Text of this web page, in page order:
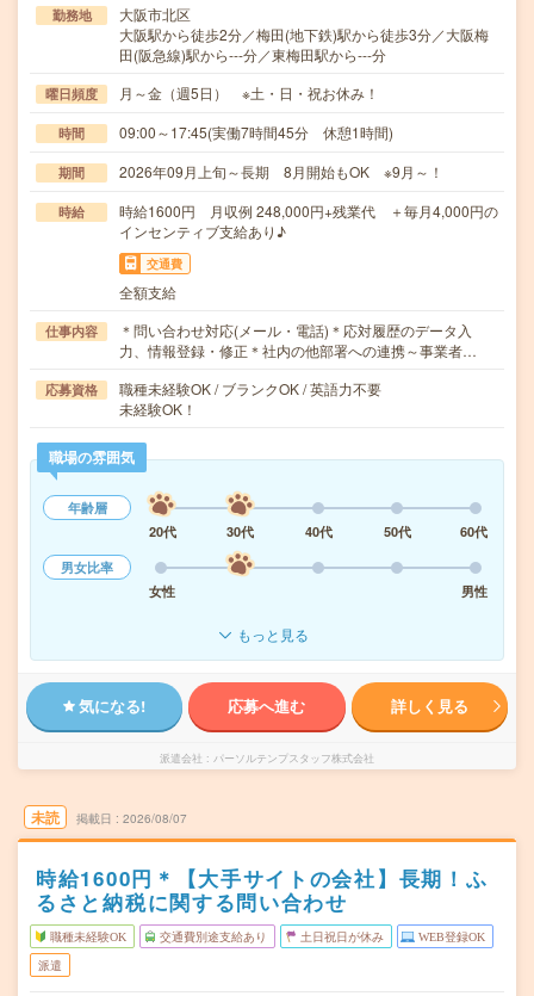
勤務地
大阪市北区
大阪駅から徒歩2分／梅田(地下鉄)駅から徒歩3分／大阪梅
田(阪急線)駅から---分／東梅田駅から---分
曜日頻度 月～金（週5日） ※土・日・祝お休み！
時間 09:00～17:45(実働7時間45分 休憩1時間)
期間 2026年09月上旬～長期 8月開始もOK ※9月～！
時給
時給1600円 月収例 248,000円+残業代 ＋毎月4,000円の
インセンティブ支給あり♪
交通費
全額支給
仕事内容
＊問い合わせ対応(メール・電話)＊応対履歴のデータ入
力、情報登録・修正＊社内の他部署への連携～事業者…
応募資格
職種未経験OK / ブランクOK / 英語力不要
未経験OK！
職場の雰囲気
年齢層
20代
30代 40代 50代
60代
男女比率
女性
男性
もっと見る
気になる! 応募へ進む 詳しく見る
派遣会社 パーソルテンプスタッフ株式会社
未読 掲載日 2026/08/07
時給1600円＊【大手サイトの会社】長期！ふ
るさと納税に関する問い合わせ
職種未経験OK 交通費別途支給あり 土日祝日が休み WEB登録OK
派遣